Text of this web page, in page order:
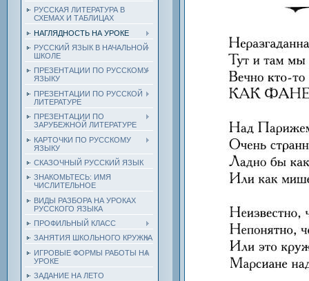
РУССКАЯ ЛИТЕРАТУРА В
СХЕМАХ И ТАБЛИЦАХ
НАГЛЯДНОСТЬ НА УРОКЕ
РУССКИЙ ЯЗЫК В НАЧАЛЬНОЙ
ШКОЛЕ
ПРЕЗЕНТАЦИИ ПО РУССКОМУ
ЯЗЫКУ
ПРЕЗЕНТАЦИИ ПО РУССКОЙ
ЛИТЕРАТУРЕ
ПРЕЗЕНТАЦИИ ПО
ЗАРУБЕЖНОЙ ЛИТЕРАТУРЕ
КАРТОЧКИ ПО РУССКОМУ
ЯЗЫКУ
СКАЗОЧНЫЙ РУССКИЙ ЯЗЫК
ЗНАКОМЬТЕСЬ: ИМЯ
ЧИСЛИТЕЛЬНОЕ
ВИДЫ РАЗБОРА НА УРОКАХ
РУССКОГО ЯЗЫКА
ПРОФИЛЬНЫЙ КЛАСС
ЗАНЯТИЯ ШКОЛЬНОГО КРУЖКА
ИГРОВЫЕ ФОРМЫ РАБОТЫ НА
УРОКЕ
ЗАДАНИЕ НА ЛЕТО